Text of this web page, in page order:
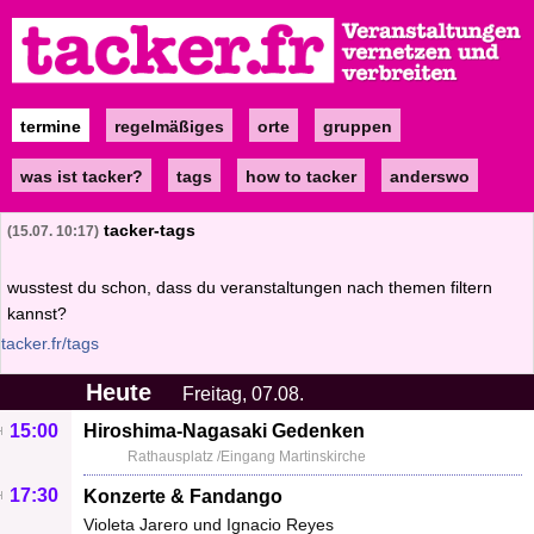
zum
Inhalt
Maintermine regelmäßiges orte gruppen
was ist tacker? tags how to tacker anderswo
15.07. 10:17 tacker-tags
wusstest du schon, dass du veranstaltungen nach themen filtern
kannst?
tacker.fr/tags
Heute
Freitag, 07.08.
Hiroshima-Nagasaki Gedenken
15:00
Rathausplatz /Eingang Martinskirche
Konzerte & Fandango
Violeta Jarero und Ignacio Reyes
17:30